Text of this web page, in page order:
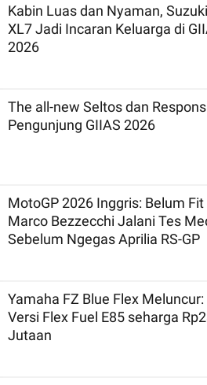
Kabin Luas dan Nyaman,
XL7 Jadi Incaran Keluarga di
2026
The all-new Seltos dan
Pengunjung GIIAS 2026
MotoGP 2026 Inggris: Belum Fit
Marco Bezzecchi Jalani Tes
Sebelum Ngegas Aprilia RS-GP
Yamaha FZ Blue Flex Meluncur:
Versi Flex Fuel E85 seharga
Jutaan